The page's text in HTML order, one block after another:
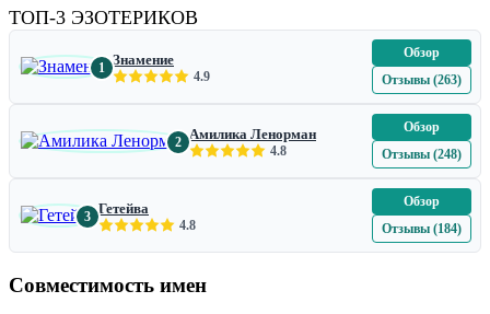
ТОП-3 ЭЗОТЕРИКОВ
1 Знамение
4.9
Обзор
Отзывы (263)
2 Амилика Ленорман
4.8
Обзор
Отзывы (248)
3 Гетейва
4.8
Обзор
Отзывы (184)
Совместимость имен